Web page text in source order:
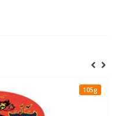
105g